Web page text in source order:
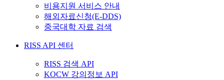
비용지원 서비스 안내
해외자료신청(E-DDS)
중국대학 자료 검색
RISS API 센터
RISS 검색 API
KOCW 강의정보 API